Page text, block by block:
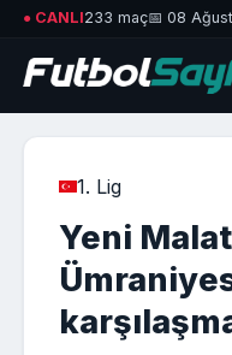
● CANLI233 maç📅 08
1. Lig
Yeni